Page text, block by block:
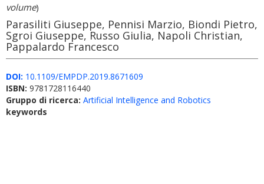
volume)
Parasiliti Giuseppe, Pennisi Marzio, Biondi Pietro,
Sgroi Giuseppe, Russo Giulia, Napoli Christian,
Pappalardo Francesco
DOI: 10.1109/EMPDP.2019.8671609
ISBN: 9781728116440
Gruppo di ricerca: Artificial Intelligence and Robotics
keywords